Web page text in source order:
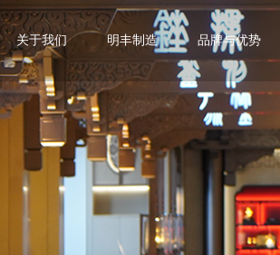
关于我们 明丰制造 品牌与优势